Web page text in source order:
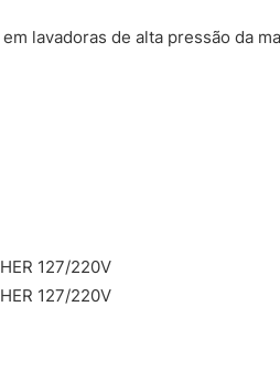
lavadoras de alta pressão da
127/220V
127/220V